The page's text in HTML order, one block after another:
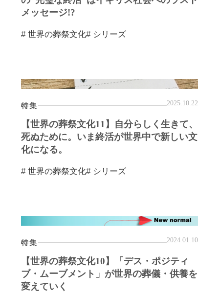
メッセージ!?
# 世界の葬祭文化# シリーズ
特集 2025.10.22
【世界の葬祭文化11】自分らしく生きて、
死ぬために。いま終活が世界中で新しい文
化になる。
# 世界の葬祭文化# シリーズ
特集 2024.01.10
【世界の葬祭文化10】「デス・ポジティ
ブ・ムーブメント」が世界の葬儀・供養を
変えていく